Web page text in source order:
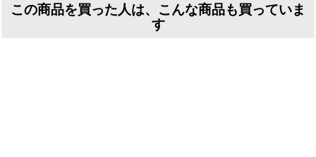
この商品を買った人は、こんな商品も買っていま
す